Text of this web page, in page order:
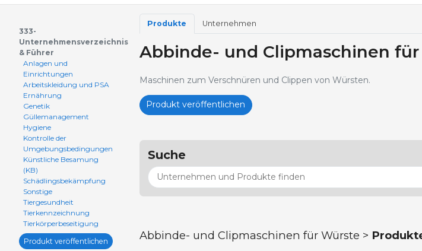
333-
Unternehmensverzeichnis
& Führer
Anlagen und
Einrichtungen
Arbeitskleidung und PSA
Ernährung
Genetik
Güllemanagement
Hygiene
Kontrolle der
Umgebungsbedingungen
Künstliche Besamung
(KB)
Schädlingsbekämpfung
Sonstige
Tiergesundheit
Tierkennzeichnung
Tierkörperbeseitigung
Produkt veröffentlichen
Produkte Unternehmen
Abbinde- und Clipmaschinen
Maschinen zum Verschnüren und Clippen von Würsten.
Produkt veröffentlichen
Suche
Abbinde- und Clipmaschinen für Würste >